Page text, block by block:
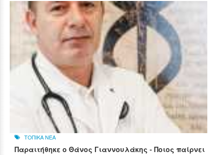
ΤΟΠΙΚΑ ΝΕΑ
Παραιτήθηκε ο Θάνος Γιαννουλάκης - Ποιος παίρνει